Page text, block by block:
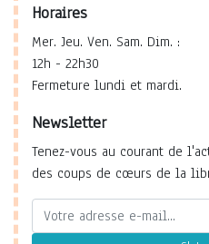
Horaires
Mer. Jeu. Ven. Sam. Dim. :
12h - 22h30
Fermeture lundi et mardi.
Newsletter
Tenez-vous au courant de
des coups de cœurs de la